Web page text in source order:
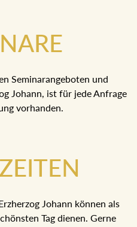
Seminarangeboten und
Johann, ist für jede
vorhanden.
Johann können als
Tag dienen. Gerne